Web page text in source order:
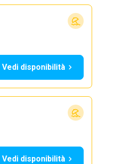
Vedi disponibilità
Vedi disponibilità